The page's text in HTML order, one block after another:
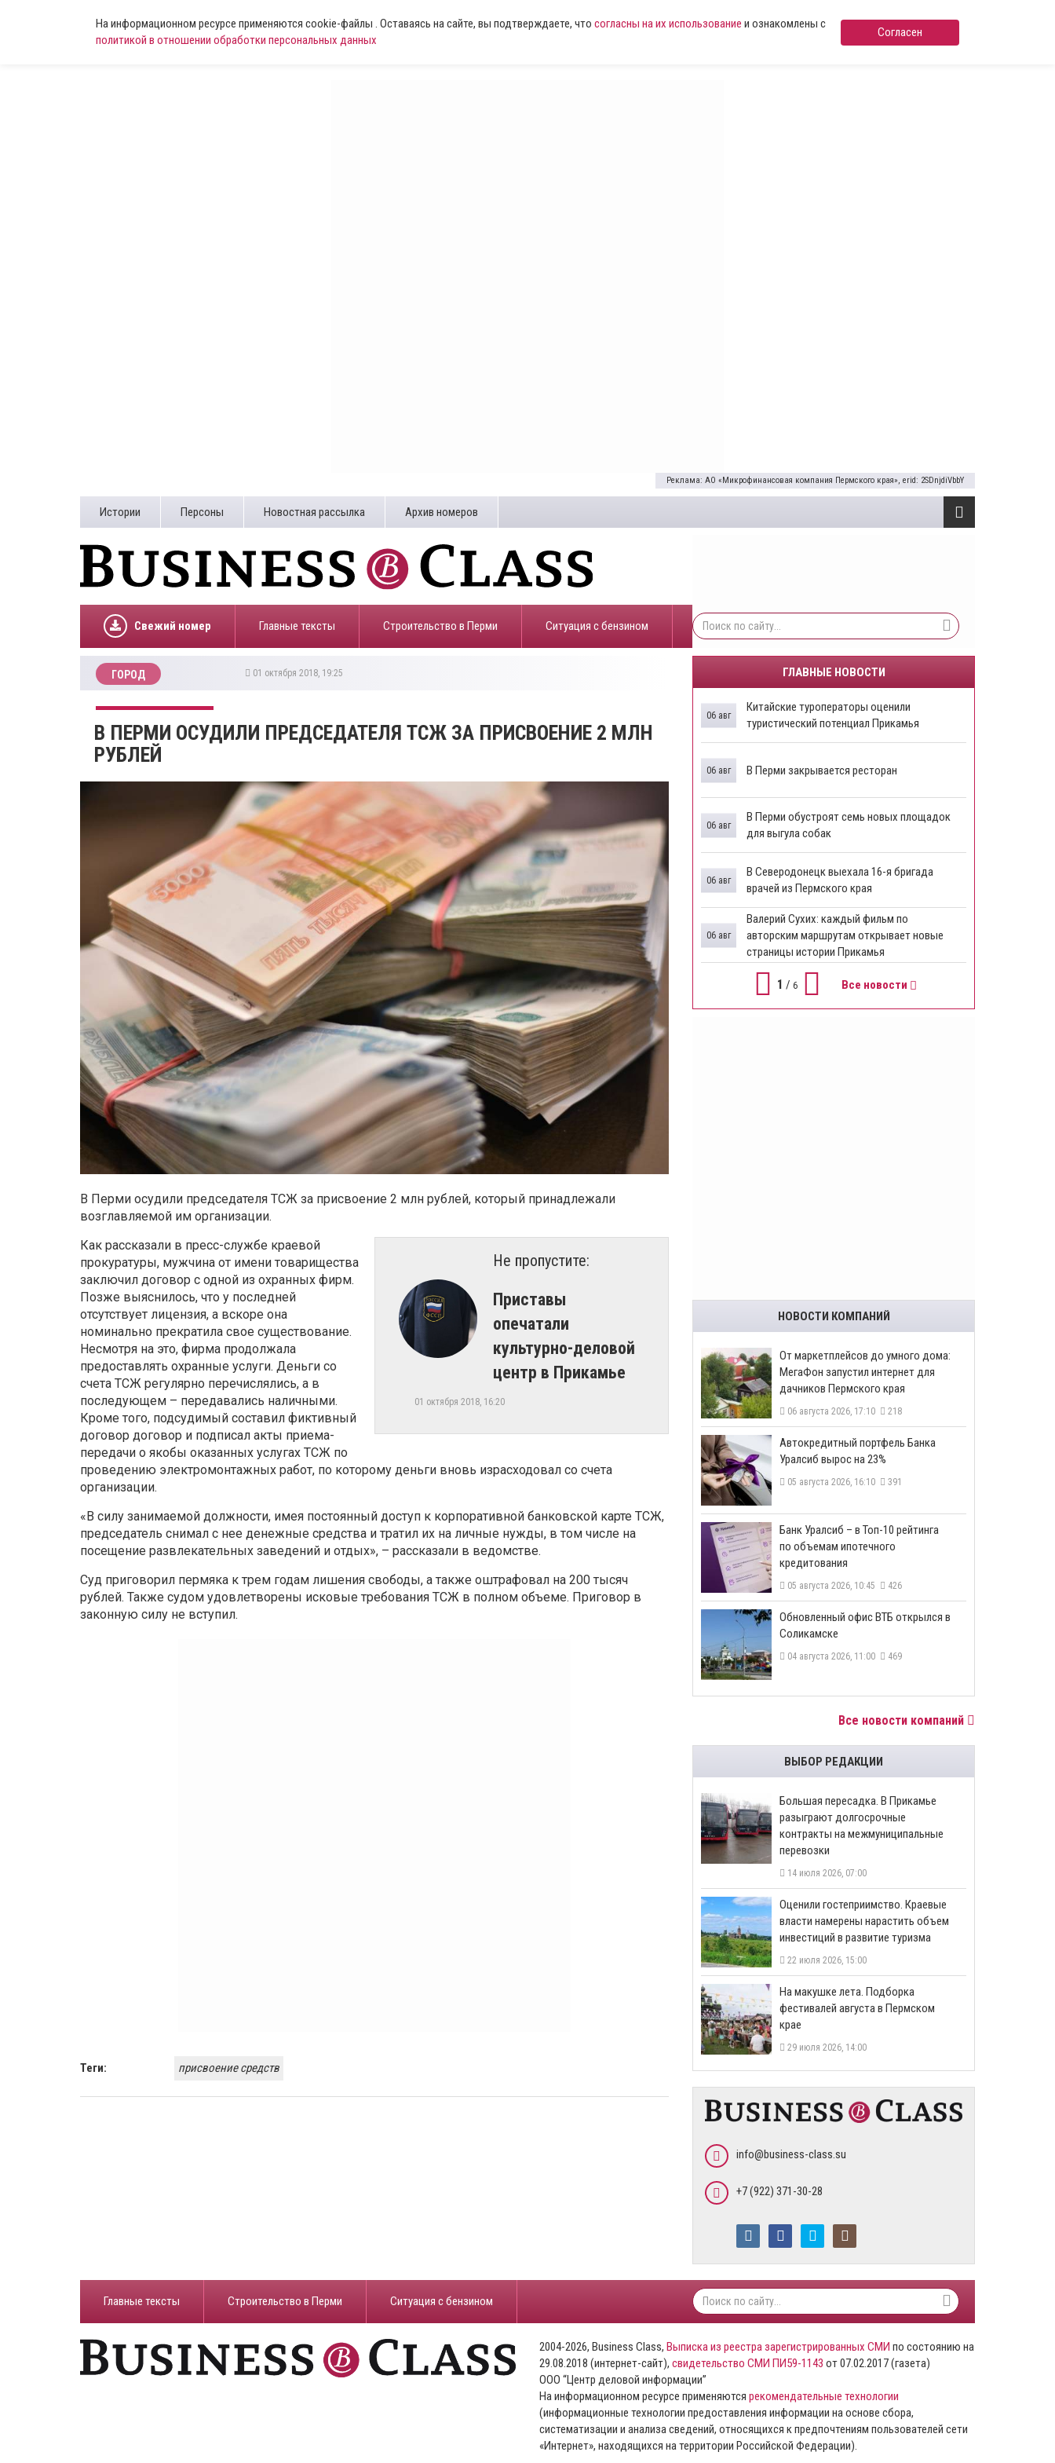
На информационном ресурсе применяются cookie-файлы . Оставаясь на сайте, вы подтверждаете, что согласны на их использование и ознакомлены с
политикой в отношении обработки персональных данных
Согласен
Реклама: АО «Микрофинансовая компания Пермского края», erid: 2SDnjdiVbbY
Истории Персоны Новостная рассылка Архив номеров
Свежий номер Главные тексты Строительство в Перми ​Ситуация с бензином
ГОРОД 01 октября 2018, 19:25
​В ПЕРМИ ОСУДИЛИ ПРЕДСЕДАТЕЛЯ ТСЖ ЗА ПРИСВОЕНИЕ 2 МЛН
РУБЛЕЙ
В Перми осудили председателя ТСЖ за присвоение 2 млн рублей, который принадлежали
возглавляемой им организации.
Не пропустите:
​Приставы
опечатали
культурно-деловой
центр в Прикамье
01 октября 2018, 16:20
Как рассказали в пресс-службе краевой
прокуратуры, мужчина от имени товарищества
заключил договор с одной из охранных фирм.
Позже выяснилось, что у последней
отсутствует лицензия, а вскоре она
номинально прекратила свое существование.
Несмотря на это, фирма продолжала
предоставлять охранные услуги. Деньги со
счета ТСЖ регулярно перечислялись, а в
последующем – передавались наличными.
Кроме того, подсудимый составил фиктивный
договор договор и подписал акты приема-
передачи о якобы оказанных услугах ТСЖ по
проведению электромонтажных работ, по которому деньги вновь израсходовал со счета
организации.
«В силу занимаемой должности, имея постоянный доступ к корпоративной банковской карте ТСЖ,
председатель снимал с нее денежные средства и тратил их на личные нужды, в том числе на
посещение развлекательных заведений и отдых», – рассказали в ведомстве.
Суд приговорил пермяка к трем годам лишения свободы, а также оштрафовал на 200 тысяч
рублей. Также судом удовлетворены исковые требования ТСЖ в полном объеме. Приговор в
законную силу не вступил.
Теги: присвоение средств
ГЛАВНЫЕ НОВОСТИ
Китайские туроператоры оценили
туристический потенциал Прикамья
06 авг
В Перми закрывается ресторан
06 авг
​В Перми обустроят семь новых площадок
для выгула собак
06 авг
В Северодонецк выехала 16-я бригада
врачей из Пермского края
06 авг
​Валерий Сухих: каждый фильм по
авторским маршрутам открывает новые
страницы истории Прикамья
06 авг
1 / 6 Все новости
НОВОСТИ КОМПАНИЙ
От маркетплейсов до умного дома:
МегаФон запустил интернет для
дачников Пермского края
06 августа 2026, 17:10 218
​Автокредитный портфель Банка
Уралсиб вырос на 23%
05 августа 2026, 16:10 391
​Банк Уралсиб – в Топ-10 рейтинга
по объемам ипотечного
кредитования
05 августа 2026, 10:45 426
​Обновленный офис ВТБ открылся в
Соликамске
04 августа 2026, 11:00 469
Все новости компаний
ВЫБОР РЕДАКЦИИ
Большая пересадка. В Прикамье
разыграют долгосрочные
контракты на межмуниципальные
перевозки
14 июля 2026, 07:00
Оценили гостеприимство. Краевые
власти намерены нарастить объем
инвестиций в развитие туризма
22 июля 2026, 15:00
На макушке лета. Подборка
фестивалей августа в Пермском
крае
29 июля 2026, 14:00
info@business-class.su
+7 (922) 371-30-28
Главные тексты Строительство в Перми ​Ситуация с бензином
2004-2026, Business Class, Выписка из реестра зарегистрированных СМИ по состоянию на
29.08.2018 (интернет-сайт), свидетельство СМИ ПИ59-1143 от 07.02.2017 (газета)
ООО “Центр деловой информации”
На информационном ресурсе применяются рекомендательные технологии
(информационные технологии предоставления информации на основе сбора,
систематизации и анализа сведений, относящихся к предпочтениям пользователей сети
«Интернет», находящихся на территории Российской Федерации).